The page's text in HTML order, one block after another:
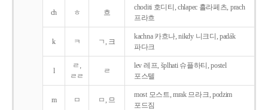
ch ㅎ 흐
choditi 호디티, chlapec 흘라페츠, prach
프라흐
k ㅋ ㄱ, 크
kachna 카흐나, nikdy 니크디, padák
파다크
l
ㄹ,
ㄹㄹ
ㄹ
lev 레프, šplhati 슈플하티, postel
포스텔
m ㅁ ㅁ, 므
most 모스트, mrak 므라크, podzim
포드짐